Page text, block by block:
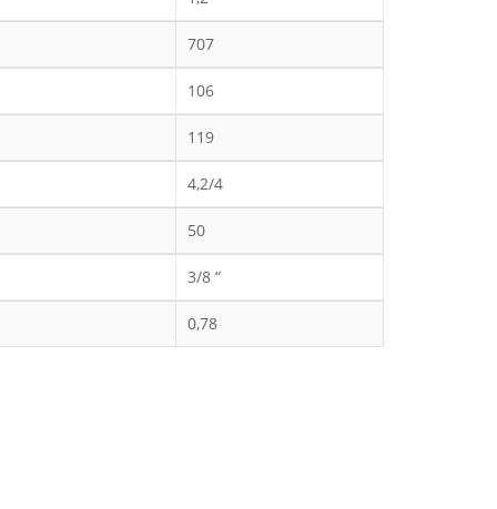
707
106
119
4,2/4
50
3/8 “
0,78